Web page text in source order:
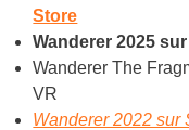
Store
Wanderer 2025
Wanderer The
VR
Wanderer 2022 sur